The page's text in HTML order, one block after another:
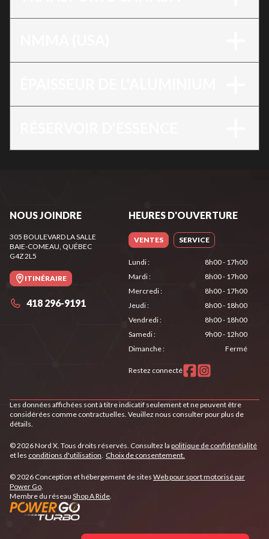
NOUS JOINDRE
305 BOULEVARD LA SALLE
BAIE-COMEAU, QUÉBEC
G4Z 2L5
ITINÉRAIRE
418 296-9191
HEURES D'OUVERTURE
VENTES SERVICE
Lundi:
8h00 - 17h00
Mardi:
8h00 - 17h00
Mercredi:
8h00 - 17h00
Jeudi:
8h00 - 18h00
Vendredi:
8h00 - 18h00
Samedi:
9h00 - 12h00
Dimanche: Fermé
Restez connecté
Les données affichées sont à titre indicatif seulement et ne peuvent être
considérées comme contractuelles. Veuillez nous consulter pour plus de
détails.
© 2026 Nord X. Tous droits réservés. Consultez la politique de confidentialité
et les conditions d'utilisation. Choix de consentement.
© 2026 Conception et hébergement de sites Web pour sport motorisé par
Power Go.
Membre du réseau Shop A Ride.